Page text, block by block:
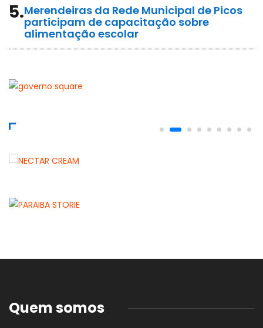
5.Merendeiras da Rede Municipal de Picos
participam de capacitação sobre
alimentação escolar
Quem somos